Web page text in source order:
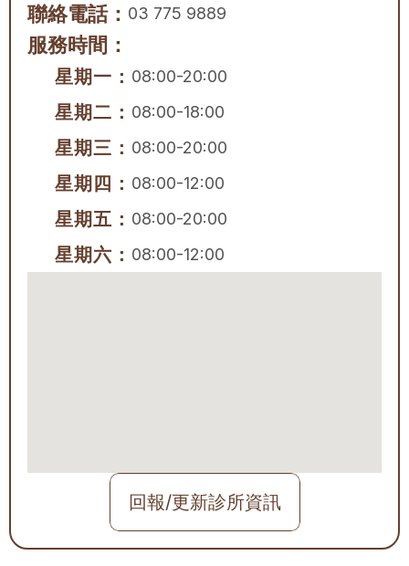
聯絡電話： 03 775 9889
服務時間：
星期一： 08:00-20:00
星期二： 08:00-18:00
星期三： 08:00-20:00
星期四： 08:00-12:00
星期五： 08:00-20:00
星期六： 08:00-12:00
回報/更新診所資訊